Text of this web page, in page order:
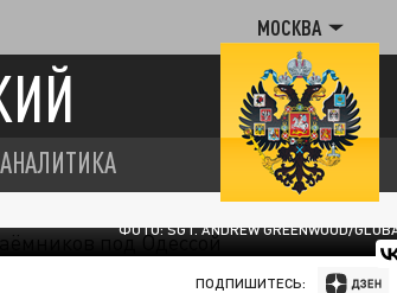
МОСКВА
АНАЛИТИКА
ФОТО: SGT. ANDREW GREENWOOD/
ПОДПИШИТЕСЬ: